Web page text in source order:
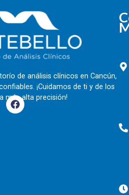
de análisis clínicos en Cancún,
¡Cuidamos de ti y de los
más alta precisión!